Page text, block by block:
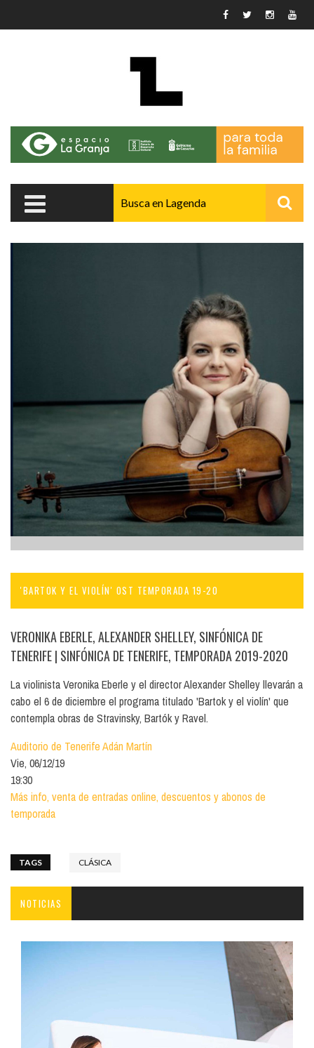
'BARTOK Y EL VIOLÍN' OST TEMPORADA 19-20
VERONIKA EBERLE, ALEXANDER SHELLEY, SINFÓNICA DE
TENERIFE| SINFÓNICA DE TENERIFE, TEMPORADA 2019-2020
La violinista Veronika Eberle y el director Alexander Shelley llevarán a
cabo el 6 de diciembre el programa titulado 'Bartok y el violín' que
contempla obras de Stravinsky, Bartók y Ravel.
Auditorio de Tenerife Adán Martín
Vie, 06/12/19
19:30
Más info, venta de entradas online, descuentos y abonos de
temporada
TAGS CLÁSICA
NOTICIAS